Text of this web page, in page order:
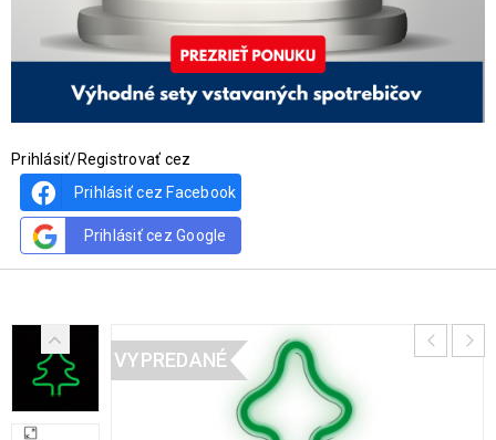
Prihlásiť/Registrovať cez
Prihlásiť cez Facebook
Prihlásiť cez Google
VYPREDANÉ